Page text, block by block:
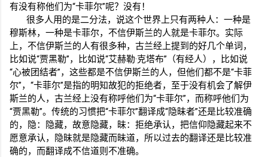
有没有称他们为“卡菲尔”呢？没有！
很多人用的是二分法，说这个世界上只有两种人：一种是
穆斯林，一种是卡菲尔，不信伊斯兰的人就是卡菲尔。实际
上，不信伊斯兰的人有很多种，古兰经上提到的好几个单词，
比如说“贾黑勒”，比如说“艾赫勒·克塔布”（有经人），比如说
“心被团结者”，这些都是不信伊斯兰的人，但他们都不是“卡菲
尔”，“卡菲尔”是指的明知故犯的拒绝者，至于没有机会了解伊
斯兰的人，古兰经上没有称呼他们为“卡菲尔”，而称呼他们为
“贾黑勒”。传统的习惯把“卡菲尔”翻译成“隐昧者”还是比较准确
的，隐：隐藏，故意隐藏，昧：拒绝承认，把信仰隐藏起来不
愿意承认，隐昧就是隐藏而昧道，所以过去的翻译还是比较准
确的，而翻译成不信道则不准确。